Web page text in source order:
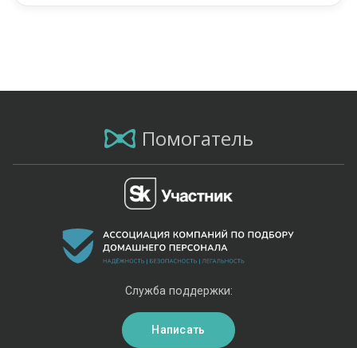
Помогатель
Служба поддержки:
Написать